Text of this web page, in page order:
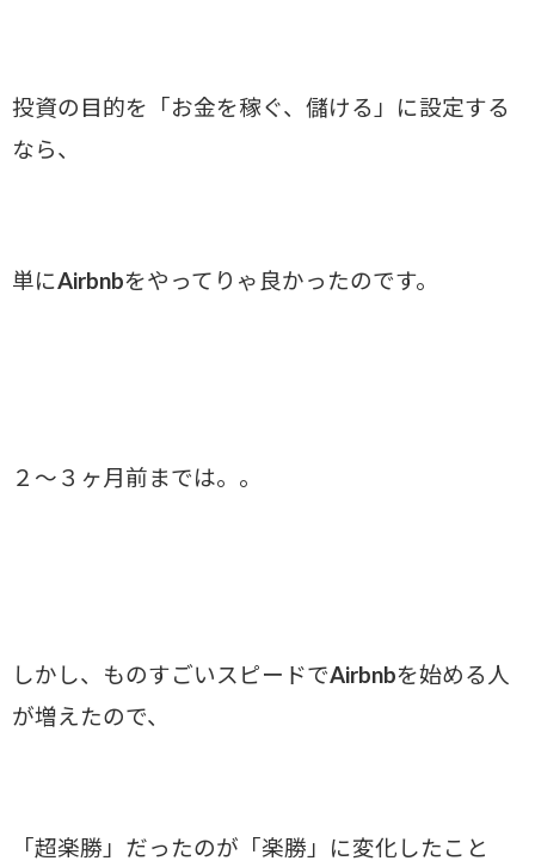
投資の目的を「お金を稼ぐ、儲ける」に設定する
なら、
単にAirbnbをやってりゃ良かったのです。
２～３ヶ月前までは。。
しかし、ものすごいスピードでAirbnbを始める人
が増えたので、
「超楽勝」だったのが「楽勝」に変化したこと